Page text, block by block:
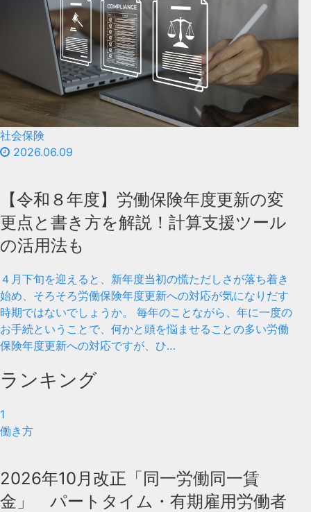
社会保険
2026.06.09
【令和８年度】労働保険年度更新の変
更点と書き方を解説！計算支援ツール
の活用法も
４月下旬を迎えると、新年度当初の慌ただしさが落ち着き
始め、そろそろ労働保険年度更新への対応が気になりだす
時期ではないでしょうか。 毎年のことながら、年に一度の
お手続ということで、何かと頭を悩ませることの多い労働
保険年度更新への対応ですが、ひ…
ランキング
1
働き方
2026年10月改正「同一労働同一賃
金」 パートタイム・有期雇用労働者